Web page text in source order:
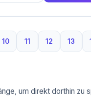
10
10 Buchstaben
11
11 Buchstaben
12
12
13
13
um direkt dorthin zu